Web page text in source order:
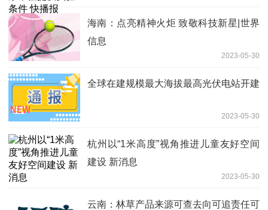
海南：点亮精神火炬 致敬科技新星|世界
信息
2023-05-30
全球在建规模最大海拔最高光伏电站开建
2023-05-30
杭州以“1米高度”视角推进儿童友好空间
建设 新消息
2023-05-30
云南：林草产品来源可查去向可追责任可